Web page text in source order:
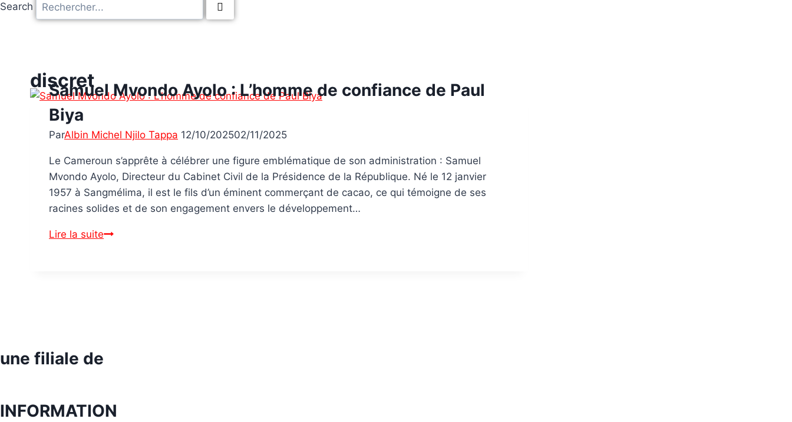
Search
discret
Samuel Mvondo Ayolo : L’homme de confiance de Paul
Biya
ParAlbin Michel Njilo Tappa 12/10/202502/11/2025
Le Cameroun s’apprête à célébrer une figure emblématique de son administration : Samuel
Mvondo Ayolo, Directeur du Cabinet Civil de la Présidence de la République. Né le 12 janvier
1957 à Sangmélima, il est le fils d’un éminent commerçant de cacao, ce qui témoigne de ses
racines solides et de son engagement envers le développement…
Lire la suiteSamuel
une filiale de
INFORMATION